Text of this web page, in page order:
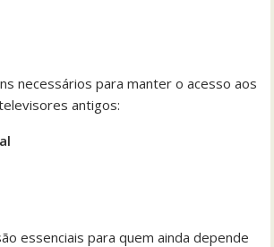
necessários para manter o acesso aos
antigos:
essenciais para quem ainda depende